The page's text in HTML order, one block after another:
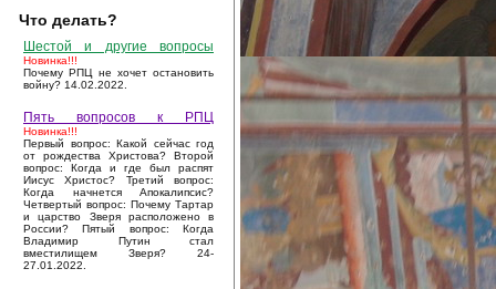
Что делать?
Шестой и другие вопросы
Новинка!!!
Почему РПЦ не хочет остановить
войну? 14.02.2022.
Пять вопросов к РПЦ
Новинка!!!
Первый вопрос: Какой сейчас год
от рождества Христова? Второй
вопрос: Когда и где был распят
Иисус Христос? Третий вопрос:
Когда начнется Апокалипсис?
Четвертый вопрос: Почему Тартар
и царство Зверя расположено в
России? Пятый вопрос: Когда
Владимир Путин стал
вместилищем Зверя? 24-
27.01.2022.